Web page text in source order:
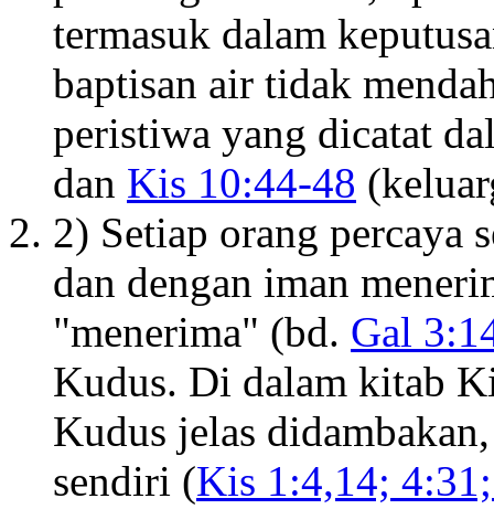
termasuk dalam
baptisan air tidak
peristiwa yang dicatat
dan Kis 10:44-48
2) Setiap orang percaya
dan dengan iman
"menerima" (bd. Gal
Kudus. Di dalam kitab
Kudus jelas
sendiri (Kis 1:4,14;